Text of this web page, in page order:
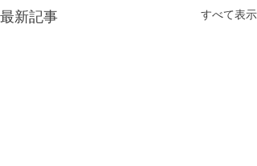
最新記事 すべて表示